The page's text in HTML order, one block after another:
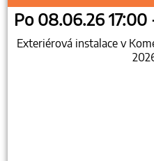
Po 08.06.26
Exteriérová instalace v